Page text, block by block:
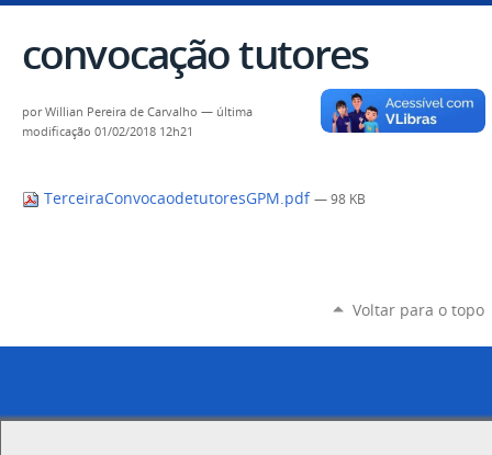
convocação tutores
porWillian Pereira de Carvalho — última
modificação 01/02/2018 12h21
TerceiraConvocaodetutoresGPM.pdf — 98 KB
Voltar para o topo